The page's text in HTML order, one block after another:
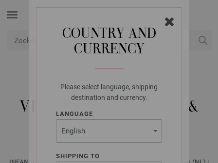
COUNTRY AND
CURRENCY
Please select language, shipping
destination and currency.
LANGUAGE
SHIPPING TO
LANA GROSSA
VESTJE PER FORTUNA &
ELASTICO